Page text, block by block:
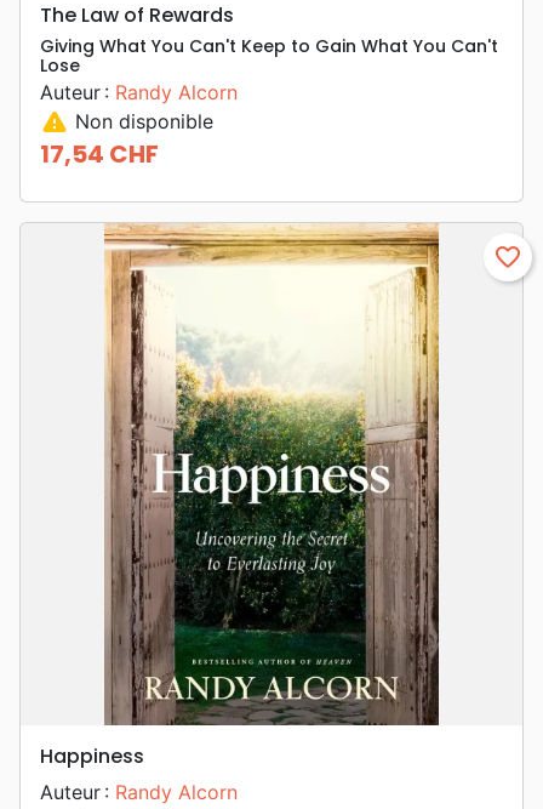
The Law of Rewards
Giving What You Can't Keep to Gain What You Can't
Lose
Auteur : Randy Alcorn
warning Non disponible
Prix
17,54 CHF
favorite_border
Happiness
Auteur : Randy Alcorn